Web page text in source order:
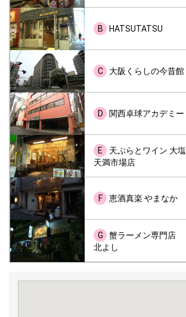
B HATSUTATSU
C 大阪くらしの今昔館
D 関西卓球アカデミー
E
天ぷらとワイン 大塩
天満市場店
F 恵酒真楽 やまなか
G
蟹ラーメン専門店
北よし